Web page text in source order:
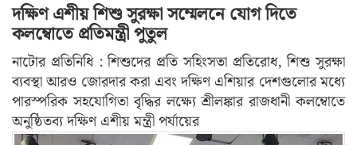
দক্ষিণ এশীয় শিশু সুরক্ষা সম্মেলনে যোগ দিতে
কলম্বোতে প্রতিমন্ত্রী পুতুল
নাটোর প্রতিনিধি : শিশুদের প্রতি সহিংসতা প্রতিরোধ, শিশু সুরক্ষা
ব্যবস্থা আরও জোরদার করা এবং দক্ষিণ এশিয়ার দেশগুলোর মধ্যে
পারস্পরিক সহযোগিতা বৃদ্ধির লক্ষ্যে শ্রীলঙ্কার রাজধানী কলম্বোতে
অনুষ্ঠিতব্য দক্ষিণ এশীয় মন্ত্রী পর্যায়ের